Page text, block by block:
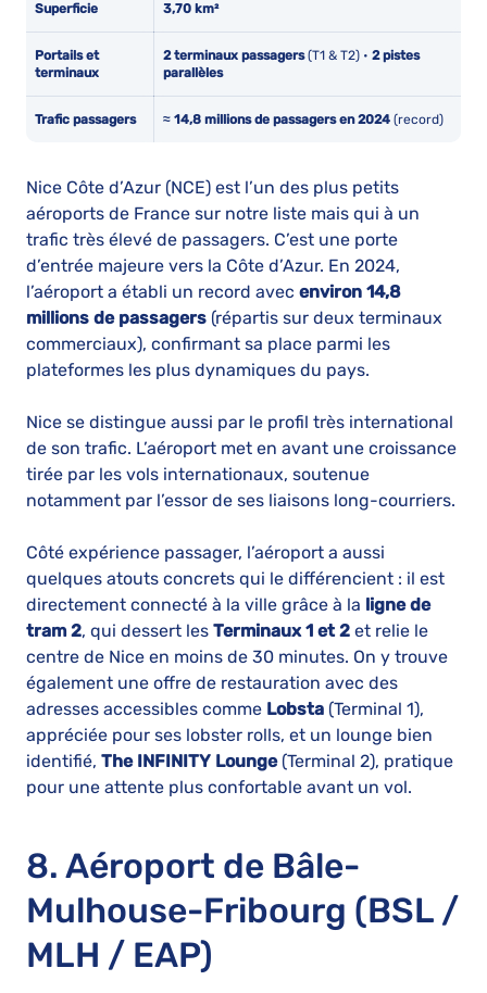
Superficie 3,70 km²
Portails et
terminaux
2 terminaux passagers(T1 & T2) • 2 pistes
parallèles
Trafic passagers ≈ 14,8 millions de passagers en 2024 (record)
Nice Côte d’Azur (NCE) est l’un des plus petits
aéroports de France sur notre liste mais qui à un
trafic très élevé de passagers. C’est une porte
d’entrée majeure vers la Côte d’Azur. En 2024,
l’aéroport a établi un record avec environ 14,8
millions de passagers (répartis sur deux terminaux
commerciaux), confirmant sa place parmi les
plateformes les plus dynamiques du pays.
Nice se distingue aussi par le profil très international
de son trafic. L’aéroport met en avant une croissance
tirée par les vols internationaux, soutenue
notamment par l’essor de ses liaisons long-courriers.
Côté expérience passager, l’aéroport a aussi
quelques atouts concrets qui le différencient : il est
directement connecté à la ville grâce à la ligne de
tram 2, qui dessert les Terminaux 1 et 2 et relie le
centre de Nice en moins de 30 minutes. On y trouve
également une offre de restauration avec des
adresses accessibles comme Lobsta (Terminal 1),
appréciée pour ses lobster rolls, et un lounge bien
identifié, The INFINITY Lounge (Terminal 2), pratique
pour une attente plus confortable avant un vol.
8. Aéroport de Bâle-
Mulhouse-Fribourg (BSL /
MLH / EAP)